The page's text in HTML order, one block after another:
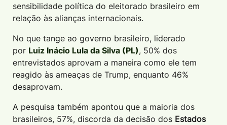
sensibilidade política do eleitorado brasileiro em
relação às alianças internacionais.
No que tange ao governo brasileiro, liderado
por Luiz Inácio Lula da Silva (PL), 50% dos
entrevistados aprovam a maneira como ele tem
reagido às ameaças de Trump, enquanto 46%
desaprovam.
A pesquisa também apontou que a maioria dos
brasileiros, 57%, discorda da decisão dos Estados